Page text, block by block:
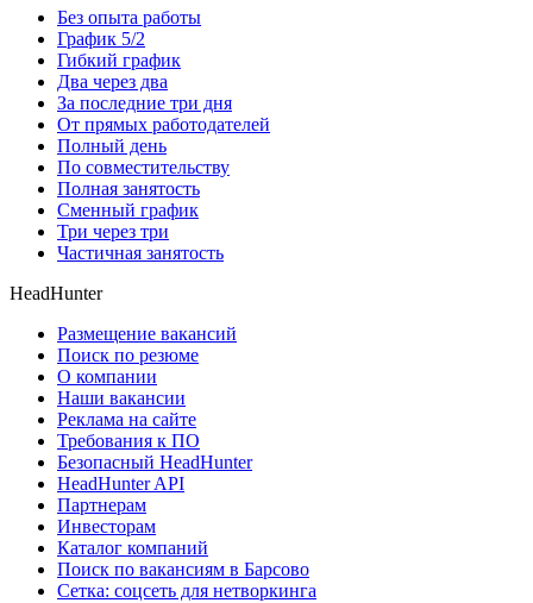
Без опыта работы
График 5/2
Гибкий график
Два через два
За последние три дня
От прямых работодателей
Полный день
По совместительству
Полная занятость
Сменный график
Три через три
Частичная занятость
HeadHunter
Размещение вакансий
Поиск по резюме
О компании
Наши вакансии
Реклама на сайте
Требования к ПО
Безопасный HeadHunter
HeadHunter API
Партнерам
Инвесторам
Каталог компаний
Поиск по вакансиям в Барсово
Сетка: соцсеть для нетворкинга